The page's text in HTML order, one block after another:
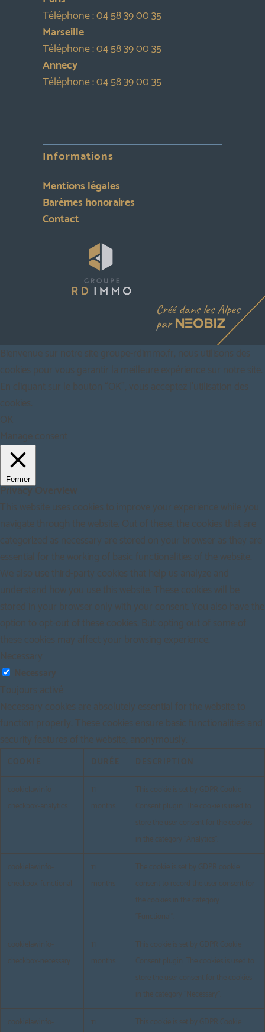
Téléphone :04 58 39 00 35
Marseille
Téléphone :04 58 39 00 35
Annecy
Téléphone :04 58 39 00 35
Informations
Mentions légales
Barèmes honoraires
Contact
Bienvenue sur notre site groupe-rdimmo.fr, nous utilisons des
cookies pour vous garantir la meilleure expérience sur notre site.
En cliquant sur le bouton “OK”, vous acceptez l'utilisation des
cookies.
OK
Manage consent
Fermer
Privacy Overview
This website uses cookies to improve your experience while you
navigate through the website. Out of these, the cookies that are
categorized as necessary are stored on your browser as they are
essential for the working of basic functionalities of the website.
We also use third-party cookies that help us analyze and
understand how you use this website. These cookies will be
stored in your browser only with your consent. You also have the
option to opt-out of these cookies. But opting out of some of
these cookies may affect your browsing experience.
Necessary
Necessary
Toujours activé
Necessary cookies are absolutely essential for the website to
function properly. These cookies ensure basic functionalities and
security features of the website, anonymously.
COOKIE DURÉE DESCRIPTION
cookielawinfo-
checkbox-analytics
11
months
This cookie is set by GDPR Cookie
Consent plugin. The cookie is used to
store the user consent for the cookies
in the category "Analytics".
cookielawinfo-
checkbox-functional
11
months
The cookie is set by GDPR cookie
consent to record the user consent for
the cookies in the category
"Functional".
cookielawinfo-
checkbox-necessary
11
months
This cookie is set by GDPR Cookie
Consent plugin. The cookies is used to
store the user consent for the cookies
in the category "Necessary".
cookielawinfo-
11
This cookie is set by GDPR Cookie